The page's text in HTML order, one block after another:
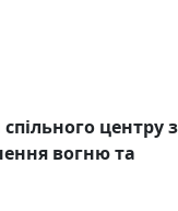
центру з
вогню та